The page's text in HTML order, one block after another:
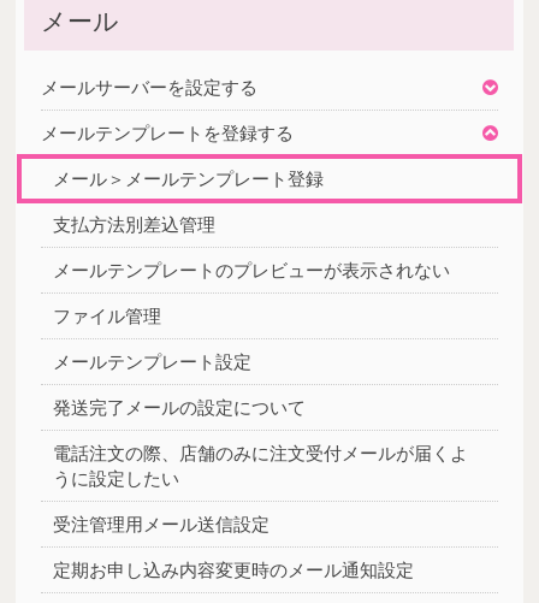
メール
メールサーバーを設定する
メールテンプレートを登録する
メール＞メールテンプレート登録
支払方法別差込管理
メールテンプレートのプレビューが表示されない
ファイル管理
メールテンプレート設定
発送完了メールの設定について
電話注文の際、店舗のみに注文受付メールが届くよ
うに設定したい
受注管理用メール送信設定
定期お申し込み内容変更時のメール通知設定